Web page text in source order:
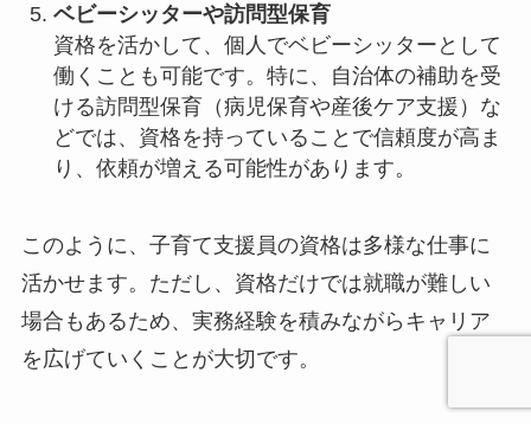
ベビーシッターや訪問型保育
資格を活かして、個人でベビーシッターとして
働くことも可能です。特に、自治体の補助を受
ける訪問型保育（病児保育や産後ケア支援）な
どでは、資格を持っていることで信頼度が高ま
り、依頼が増える可能性があります。
このように、子育て支援員の資格は多様な仕事に
活かせます。ただし、資格だけでは就職が難しい
場合もあるため、実務経験を積みながらキャリア
を広げていくことが大切です。